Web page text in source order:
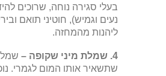
בעלי סגירה נוחה, שרוכים
נעים וגמיש), חוטיני תואם
ליהנות מהמחזה.
4. שמלת מיני שקופה –
שתשאיר אותו המום לגמרי.